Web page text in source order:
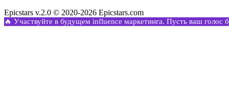
Epicstars v.2.0 © 2020-2026 Epicstars.com
🔥 Участвуйте в будущем influence маркетинга. Пусть ваш голос